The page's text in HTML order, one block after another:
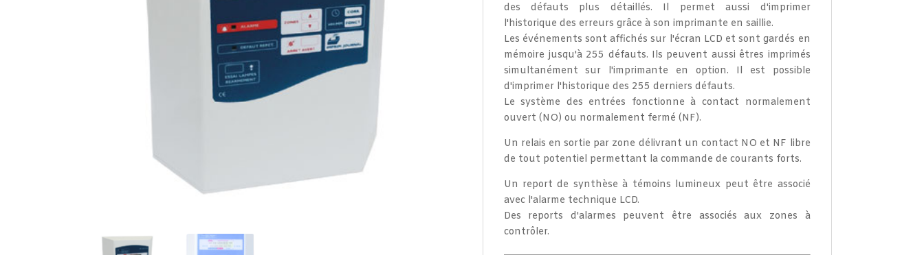
des défauts plus détaillés. Il permet aussi d'imprimer
l'historique des erreurs grâce à son imprimante en saillie.
Les événements sont affichés sur l'écran LCD et sont gardés en
mémoire jusqu'à 255 défauts. Ils peuvent aussi êtres imprimés
simultanément sur l'imprimante en option. Il est possible
d'imprimer l'historique des 255 derniers défauts.
Le système des entrées fonctionne à contact normalement
ouvert (NO) ou normalement fermé (NF).
Un relais en sortie par zone délivrant un contact NO et NF libre
de tout potentiel permettant la commande de courants forts.
Un report de synthèse à témoins lumineux peut être associé
avec l'alarme technique LCD.
Des reports d'alarmes peuvent être associés aux zones à
contrôler.